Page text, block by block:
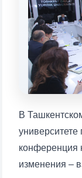
В
университете
конференция
изменения –
✉️ Написать